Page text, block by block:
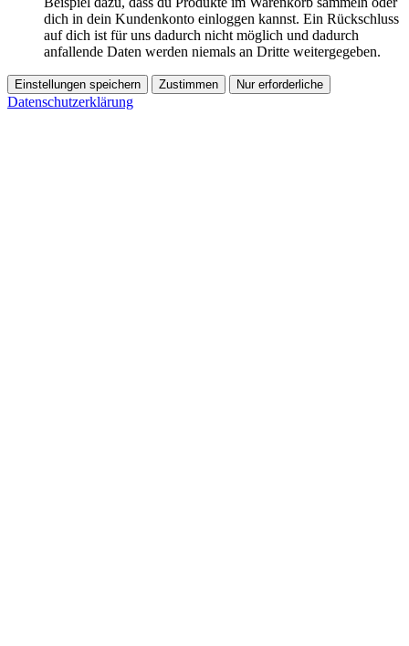
dich in dein Kundenkonto einloggen kannst. Ein Rückschluss
auf dich ist für uns dadurch nicht möglich und dadurch
anfallende Daten werden niemals an Dritte weitergegeben.
Einstellungen speichern Zustimmen Nur erforderliche
Datenschutzerklärung